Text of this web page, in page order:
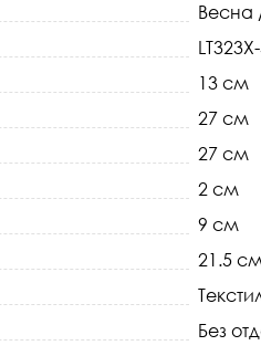
Весна
13 см
27 см
27 см
2 см
9 см
21.5
Без